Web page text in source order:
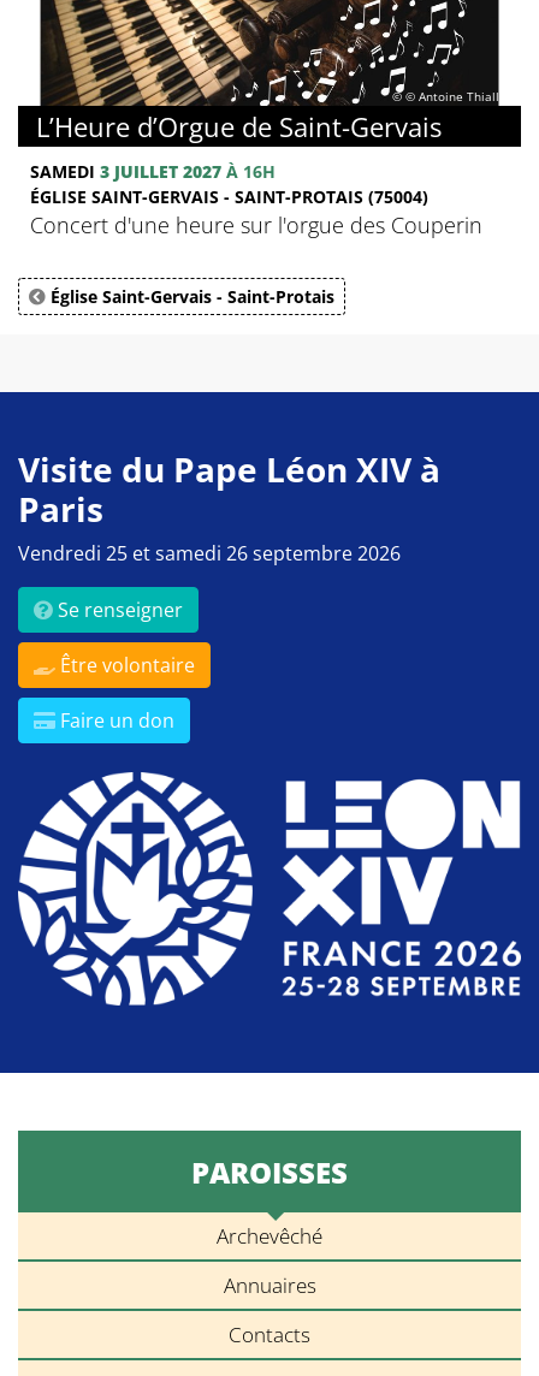
© © Antoine Thiallier
L’Heure d’Orgue de Saint-Gervais
SAMEDI 3 JUILLET 2027 À 16H
ÉGLISE SAINT-GERVAIS - SAINT-PROTAIS (75004)
Concert d'une heure sur l'orgue des Couperin
Église Saint-Gervais - Saint-Protais
Visite du Pape Léon XIV à
Paris
Vendredi 25 et samedi 26 septembre 2026
Se renseigner
Être volontaire
Faire un don
PAROISSES
Archevêché
Annuaires
Contacts